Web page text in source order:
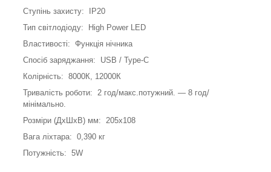
Ступінь захисту: ІР20
Тип світлодіоду: High Power LED
Властивості: Функція нічника
Спосіб заряджання: USB / Type-C
Колірність: 8000К, 12000К
Тривалість роботи: 2 год/макс.потужний. — 8 год/
мінімально.
Розміри (ДхШхВ) мм: 205х108
Вага ліхтара: 0,390 кг
Потужність: 5W